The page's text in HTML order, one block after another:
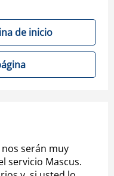
de inicio
serán muy
servicio Mascus.